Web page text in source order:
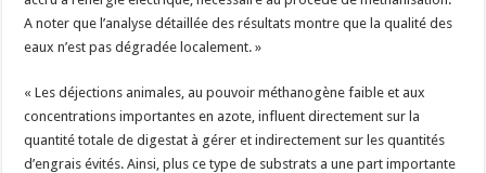
A noter que l’analyse détaillée des résultats montre que la qualité des
eaux n’est pas dégradée localement. »
« Les déjections animales, au pouvoir méthanogène faible et aux
concentrations importantes en azote, influent directement sur la
quantité totale de digestat à gérer et indirectement sur les quantités
d’engrais évités. Ainsi, plus ce type de substrats a une part importante